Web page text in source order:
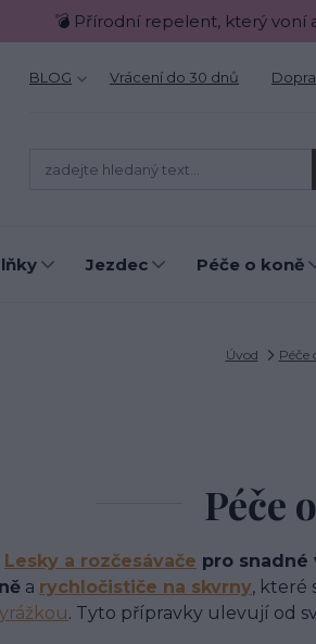
💣 Přírodní repelent, který voní
BLOG Vrácení do 30 dnů
Jezdec Péče o koně
Úvod Péče
Péče
Lesky a rozčesávače pro snadné
a rychločističe na skvrny, které
. Tyto přípravky ulevují od